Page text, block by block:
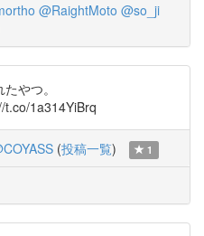
@RaightMoto @so_ji
やつ。
1a314YiBrq
(投稿一覧) 1